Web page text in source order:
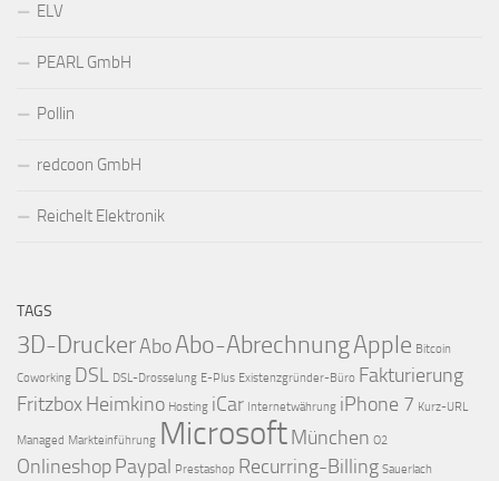
ELV
PEARL GmbH
Pollin
redcoon GmbH
Reichelt Elektronik
TAGS
3D-DruckerAboAbo-AbrechnungApple Bitcoin
Coworking DSL DSL-Drosselung E-Plus Existenzgründer-Büro Fakturierung
Fritzbox Heimkino Hosting iCar Internetwährung iPhone 7 Kurz-URL
Managed Markteinführung Microsoft München O2
Onlineshop Paypal Prestashop Recurring-Billing Sauerlach